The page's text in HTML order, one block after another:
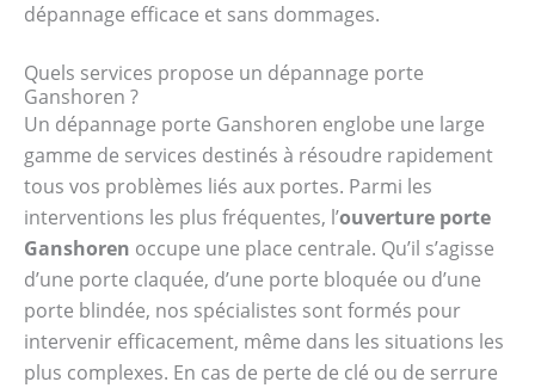
dépannage efficace et sans dommages.
Quels services propose un dépannage porte
Ganshoren ?
Un dépannage porte Ganshoren englobe une large
gamme de services destinés à résoudre rapidement
tous vos problèmes liés aux portes. Parmi les
interventions les plus fréquentes, l’ouverture porte
Ganshoren occupe une place centrale. Qu’il s’agisse
d’une porte claquée, d’une porte bloquée ou d’une
porte blindée, nos spécialistes sont formés pour
intervenir efficacement, même dans les situations les
plus complexes. En cas de perte de clé ou de serrure